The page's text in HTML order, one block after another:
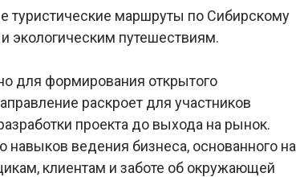
туристические маршруты по Сибирскому
экологическим путешествиям.
для формирования открытого
раскроет для участников
проекта до выхода на рынок.
ведения бизнеса, основанного на
клиентам и заботе об окружающей